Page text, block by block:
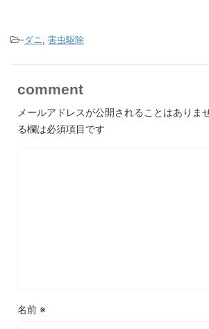
-ダニ , 害虫駆除
comment
メールアドレスが公開されることはありませ
る欄は必須項目です
名前 ※